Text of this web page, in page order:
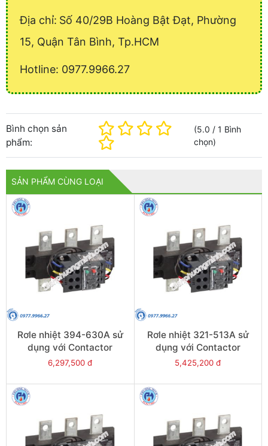
Địa chỉ: Số 40/29B Hoàng Bật Đạt, Phường
15, Quận Tân Bình, Tp.HCM
Hotline: 0977.9966.27
Bình chọn sản
phẩm:
(5.0 /1 Bình
chọn)
SẢN PHẨM CÙNG LOẠI
Rơle nhiệt 394-630A sử
dụng với Contactor
LC1E630 - Model LRE489
6,297,500 đ
Rơle nhiệt 321-513A sử
dụng với Contactor
LC1E500 - Model LRE488
5,425,200 đ